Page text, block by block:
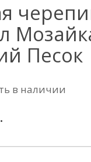
Песок
в наличии